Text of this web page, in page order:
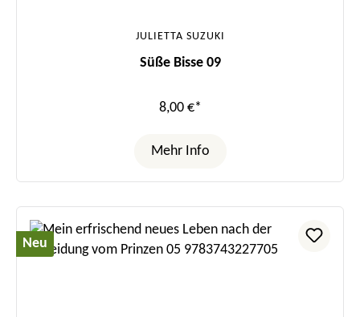
JULIETTA SUZUKI
Süße Bisse 09
8,00 €*
Mehr Info
Neu